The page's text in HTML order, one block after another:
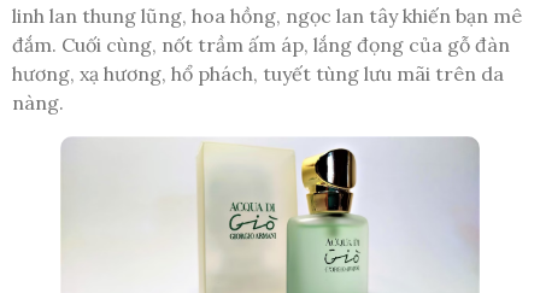
linh lan thung lũng, hoa hồng, ngọc lan tây khiến bạn mê
đắm. Cuối cùng, nốt trầm ấm áp, lắng đọng của gỗ đàn
hương, xạ hương, hổ phách, tuyết tùng lưu mãi trên da
nàng.